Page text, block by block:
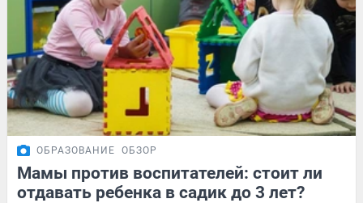
ОБРАЗОВАНИЕ ОБЗОР
Мамы против воспитателей: стоит ли
отдавать ребенка в садик до 3 лет?